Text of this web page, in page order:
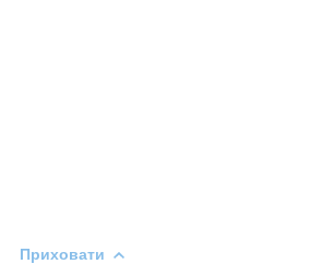
Приховати